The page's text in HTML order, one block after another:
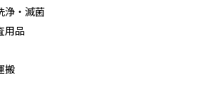
浄・滅菌
用品
搬